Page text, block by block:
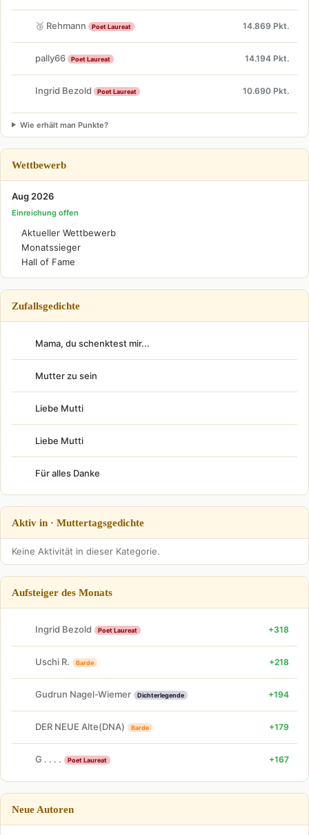
🥉 Rehmann Poet Laureat 14.869 Pkt.
pally66 Poet Laureat 14.194 Pkt.
Ingrid Bezold Poet Laureat 10.690 Pkt.
Wie erhält man Punkte?
Wettbewerb
Aug 2026
Einreichung offen
Aktueller Wettbewerb
Monatssieger
Hall of Fame
Zufallsgedichte
Mama, du schenktest mir...
Mutter zu sein
Liebe Mutti
Liebe Mutti
Für alles Danke
Aktiv in · Muttertagsgedichte
Keine Aktivität in dieser Kategorie.
Aufsteiger des Monats
Ingrid Bezold Poet Laureat +318
Uschi R. Barde +218
Gudrun Nagel-Wiemer Dichterlegende +194
DER NEUE Alte(DNA) Barde +179
G . . . . Poet Laureat +167
Neue Autoren